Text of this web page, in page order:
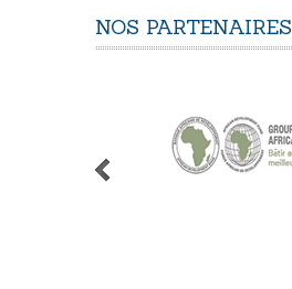
NOS PARTENAIRES